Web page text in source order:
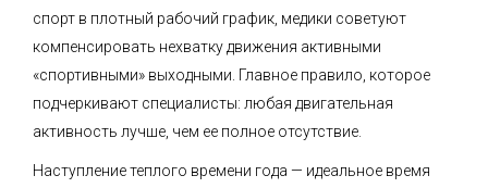
спорт в плотный рабочий график, медики советуют
компенсировать нехватку движения активными
«спортивными» выходными. Главное правило, которое
подчеркивают специалисты: любая двигательная
активность лучше, чем ее полное отсутствие.
Наступление теплого времени года — идеальное время